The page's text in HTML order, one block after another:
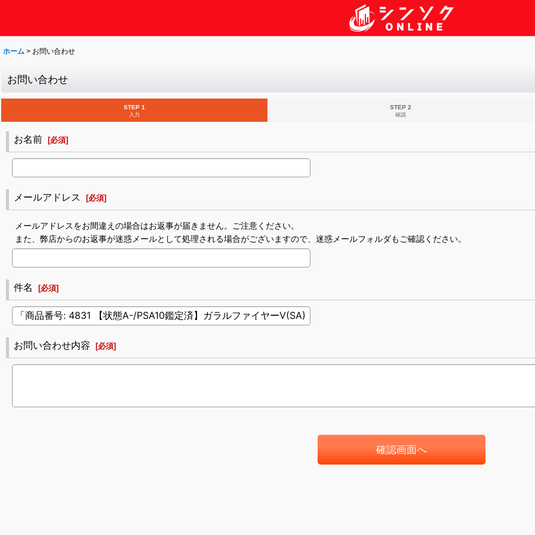
ホーム > お問い合わせ
お問い合わせ
STEP 1
入力
STEP 2
確認
お名前 [必須]
メールアドレス [必須]
メールアドレスをお間違えの場合はお返事が届きません。ご注意ください。
また、弊店からのお返事が迷惑メールとして処理される場合がございますので、迷惑メールフォルダもご確認ください。
件名 [必須]
お問い合わせ内容 [必須]
確認画面へ